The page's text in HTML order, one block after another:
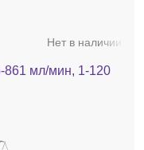
Нет в наличии
861 мл/мин, 1-120